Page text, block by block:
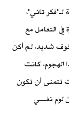
لـ"فكر تاني"،
التعامل مع
شديد، لم أكن
الهجوم، كانت
تتمنى أن تكون
لوم نفسي